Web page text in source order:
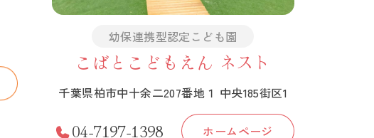
幼保連携型認定こども園
こばとこどもえん ネスト
千葉県柏市中十余二207番地１ 中央185街区1
04-7197-1398 ホームページ